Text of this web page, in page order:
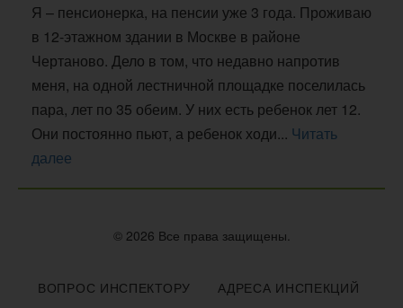
Я – пенсионерка, на пенсии уже 3 года. Проживаю
в 12-этажном здании в Москве в районе
Чертаново. Дело в том, что недавно напротив
меня, на одной лестничной площадке поселилась
пара, лет по 35 обеим. У них есть ребенок лет 12.
Они постоянно пьют, а ребенок ходи... Читать
далее
© 2026 Все права защищены.
ВОПРОС ИНСПЕКТОРУ
АДРЕСА ИНСПЕКЦИЙ